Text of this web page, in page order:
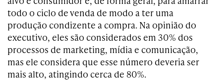
todo o ciclo de venda de modo a ter uma
produção condizente a compra. Na opinião do
executivo, eles são considerados em 30% dos
processos de marketing, mídia e comunicação,
mas ele considera que esse número deveria ser
mais alto, atingindo cerca de 80%.